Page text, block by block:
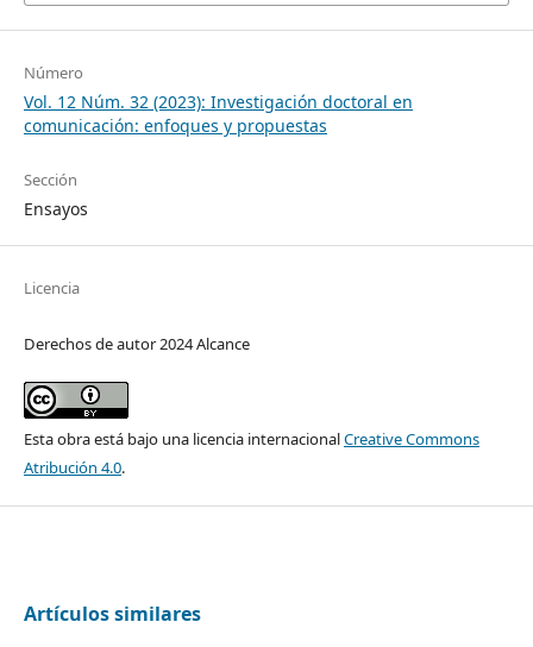
Número
Vol. 12 Núm. 32 (2023): Investigación doctoral en
comunicación: enfoques y propuestas
Sección
Ensayos
Licencia
Derechos de autor 2024 Alcance
Esta obra está bajo una licencia internacionalCreative Commons
Atribución 4.0.
Artículos similares